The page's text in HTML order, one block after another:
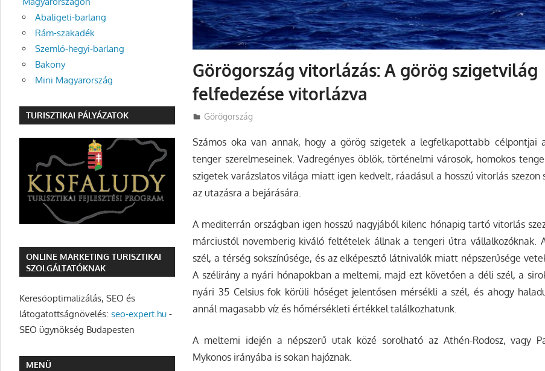
Görögország vitorlázás: A görög szigetvilág
felfedezése vitorlázva
Utazasok.org
Görögország
Számos oka van annak, hogy a görög szigetek a legfelkapottabb célpontjai
tenger szerelmeseinek. Vadregényes öblök, történelmi városok, homokos
szigetek varázslatos világa miatt igen kedvelt, ráadásul a hosszú vitorlás szezon
az utazásra a bejárására.
A mediterrán országban igen hosszú nagyjából kilenc hónapig tartó vitorlás
márciustól novemberig kiváló feltételek állnak a tengeri útra vállalkozóknak.
szél, a térség sokszínűsége, és az elképesztő látnivalók miatt népszerűsége
A szélirány a nyári hónapokban a meltemi, majd ezt követően a déli szél, a
nyári 35 Celsius fok körüli hőséget jelentősen mérsékli a szél, és ahogy
annál magasabb víz és hőmérsékleti értékkel találkozhatunk.
A meltemi idején a népszerű utak közé sorolható az Athén-Rodosz, vagy
Mykonos irányába is sokan hajóznak.
Abaligeti-barlang
Rám-szakadék
Szemlő-hegyi-barlang
Bakony
Mini Magyarország
TURISZTIKAI PÁLYÁZATOK
ONLINE MARKETING TURISZTIKAI
SZOLGÁLTATÓKNAK
Keresőoptimalizálás, SEO és
látogatottságnövelés: seo-expert.hu -
SEO ügynökség Budapesten
MENÜ